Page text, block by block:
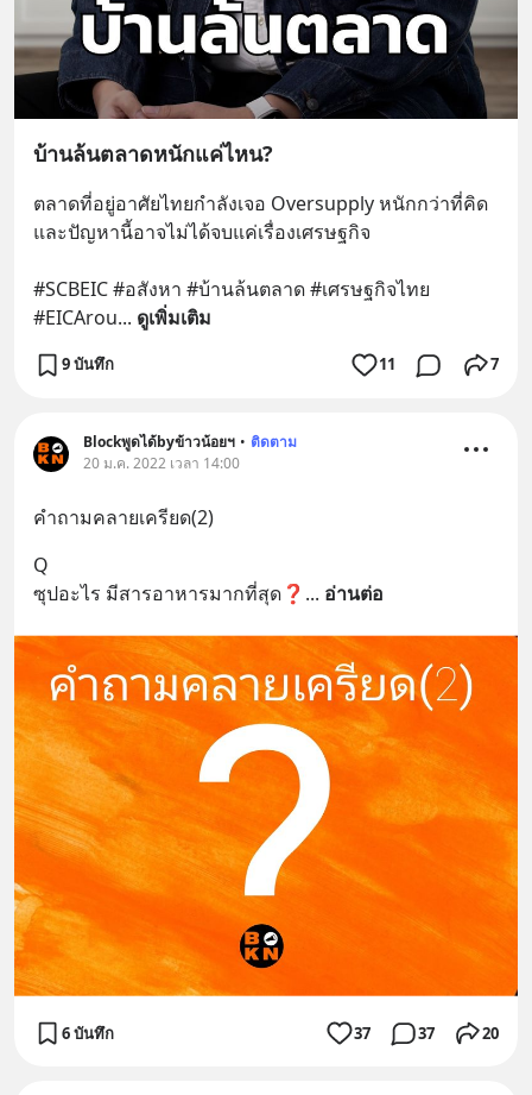
บ้านล้นตลาดหนักแค่ไหน?
ตลาดที่อยู่อาศัยไทยกำลังเจอ Oversupply หนักกว่าที่คิด
และปัญหานี้อาจไม่ได้จบแค่เรื่องเศรษฐกิจ
#SCBEIC #อสังหา #บ้านล้นตลาด #เศรษฐกิจไทย
#EICArou... ดูเพิ่มเติม
9 บันทึก 11 7
Blockพูดได้byข้าวน้อยฯ • ติดตาม
20 ม.ค. 2022 เวลา 14:00
คำถามคลายเครียด(2)
Q
ซุปอะไร มีสารอาหารมากที่สุด❓ ... อ่านต่อ
6 บันทึก 37 37 20